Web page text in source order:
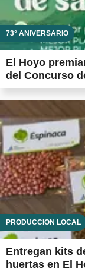
73° ANIVERSARIO
El Hoyo
del Concurso
PRODUCCIÓN LOCAL
Entregan kits
huertas en El